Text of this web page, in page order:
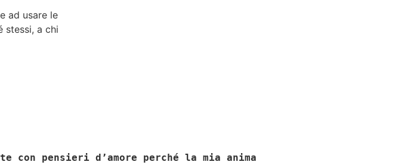
ad usare le
stessi, a chi
pensieri d’amore perché la mia anima